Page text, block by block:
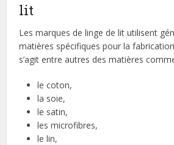
lit
Les marques de linge de lit utilisent
matières spécifiques pour la
s’agit entre autres des matières
le coton,
la soie,
le satin,
les microfibres,
le lin,